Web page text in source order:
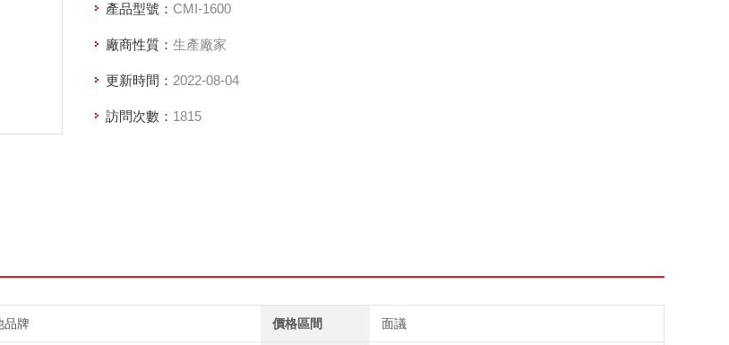
產品型號： CMI-1600
廠商性質： 生產廠家
更新時間： 2022-08-04
訪問次數： 1815
品牌 價格區間 面議